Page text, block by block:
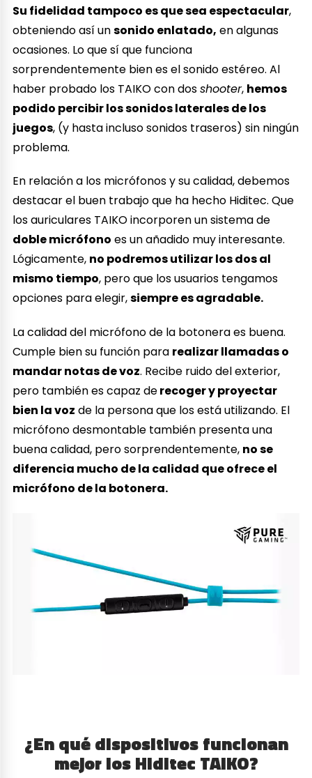
Su fidelidad tampoco es que sea espectacular,
obteniendo así unsonido enlatado, en algunas
ocasiones. Lo que sí que funciona
sorprendentemente bien es el sonido estéreo. Al
haber probado los TAIKO con dosshooter, hemos
podido percibir los sonidos laterales de los
juegos, (y hasta incluso sonidos traseros) sin ningún
problema.
En relación a los micrófonos y su calidad, debemos
destacar el buen trabajo que ha hecho Hiditec. Que
los auriculares TAIKO incorporen un sistema de
doble micrófono es un añadido muy interesante.
Lógicamente, no podremos utilizar los dos al
mismo tiempo, pero que los usuarios tengamos
opciones para elegir,siempre es agradable.
La calidad del micrófono de la botonera es buena.
Cumple bien su función para realizar llamadas o
mandar notas de voz. Recibe ruido del exterior,
pero también es capaz derecoger y proyectar
bien la voz de la persona que los está utilizando. El
micrófono desmontable también presenta una
buena calidad, pero sorprendentemente, no se
diferencia mucho de la calidad que ofrece el
micrófono de la botonera.
¿En qué dispositivos funcionan
mejor los Hiditec TAIKO?